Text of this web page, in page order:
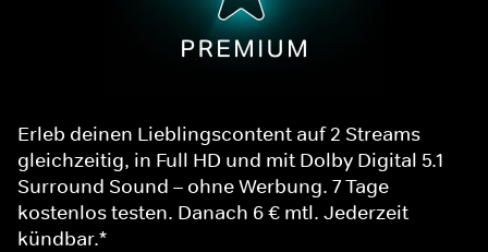
Erleb deinen Lieblingscontent auf 2 Streams
gleichzeitig, in Full HD und mit Dolby Digital 5.1
Surround Sound – ohne Werbung. 7 Tage
kostenlos testen. Danach 6 € mtl. Jederzeit
kündbar.*